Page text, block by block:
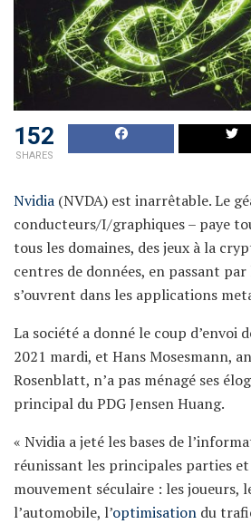
152
SHARES
Nvidia (NVDA) est inarrêtable. Le
conducteurs/I/graphiques – paye
tous les domaines, des jeux à la
centres de données, en passant par
s’ouvrent dans les applications
La société a donné le coup d’envoi
2021 mardi, et Hans Mosesmann,
Rosenblatt, n’a pas ménagé ses
principal du PDG Jensen Huang.
« Nvidia a jeté les bases de
réunissant les principales parties
mouvement séculaire : les joueurs,
l’automobile, l’optimisation du